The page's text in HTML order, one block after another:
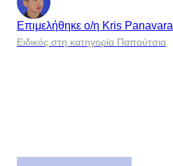
Επιμελήθηκε ο/η Kris Panavara
Ειδικός στη κατηγορία Παπούτσια